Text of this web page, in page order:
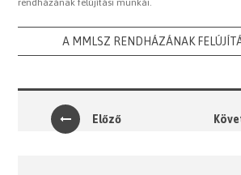
rendházának felújítási munkái.
A MMLSZ RENDHÁZÁNAK
Előző